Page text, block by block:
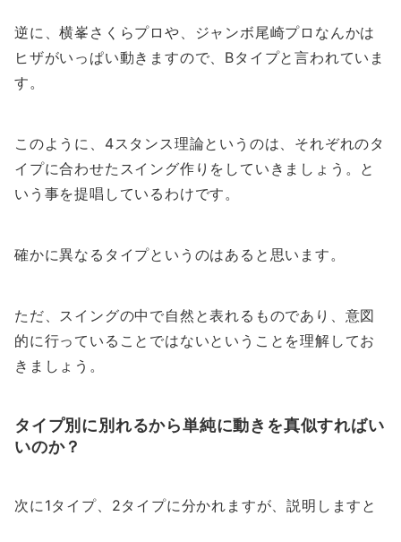
逆に、横峯さくらプロや、ジャンボ尾崎プロなんかは
ヒザがいっぱい動きますので、Bタイプと言われていま
す。
このように、4スタンス理論というのは、それぞれのタ
イプに合わせたスイング作りをしていきましょう。と
いう事を提唱しているわけです。
確かに異なるタイプというのはあると思います。
ただ、スイングの中で自然と表れるものであり、意図
的に行っていることではないということを理解してお
きましょう。
タイプ別に別れるから単純に動きを真似すればい
いのか？
次に1タイプ、2タイプに分かれますが、説明しますと